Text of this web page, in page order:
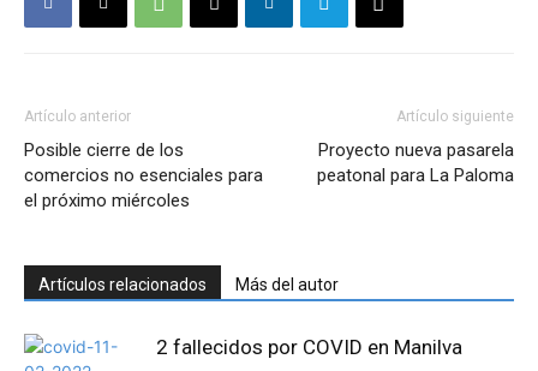
Artículo anterior
Posible cierre de los
comercios no esenciales para
el próximo miércoles
Artículo siguiente
Proyecto nueva pasarela
peatonal para La Paloma
Artículos relacionados Más del autor
2 fallecidos por COVID en Manilva